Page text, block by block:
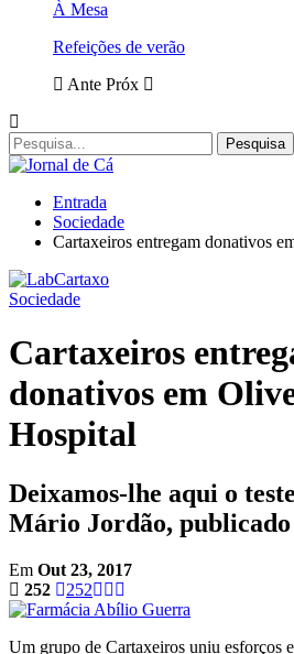
À Mesa
Refeições de verão
Ante Próx
Entrada
Sociedade
Cartaxeiros entregam donativos
Sociedade
Cartaxeiros
donativos em
Hospital
Deixamos-lhe aqui o
Mário Jordão, publicado
Em Out 23, 2017
252
252
Um grupo de Cartaxeiros uniu esforços